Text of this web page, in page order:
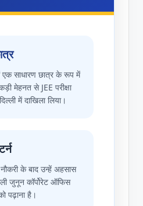
साधारण छात्र के रूप में
मेहनत से JEE परीक्षा
में दाखिला लिया।
के बाद उन्हें अहसास
जुनून कॉर्पोरेट ऑफिस
पढ़ाना है।